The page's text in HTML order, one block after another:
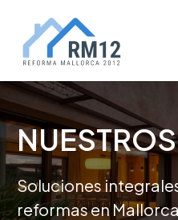
Soluciones
reformas en